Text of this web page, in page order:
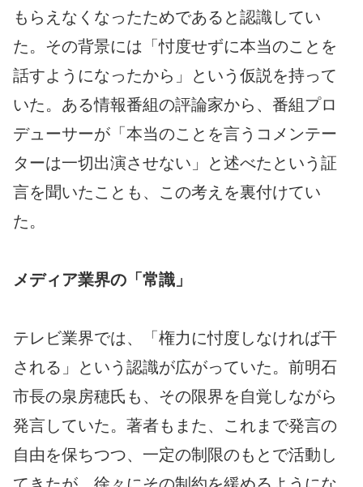
もらえなくなったためであると認識してい
た。その背景には「忖度せずに本当のことを
話すようになったから」という仮説を持って
いた。ある情報番組の評論家から、番組プロ
デューサーが「本当のことを言うコメンテー
ターは一切出演させない」と述べたという証
言を聞いたことも、この考えを裏付けてい
た。
メディア業界の「常識」
テレビ業界では、「権力に忖度しなければ干
される」という認識が広がっていた。前明石
市長の泉房穂氏も、その限界を自覚しながら
発言していた。著者もまた、これまで発言の
自由を保ちつつ、一定の制限のもとで活動し